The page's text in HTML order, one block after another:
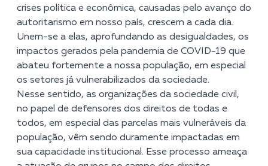
crises política e econômica, causadas pelo avanço do
autoritarismo em nosso país, crescem a cada dia.
Unem-se a elas, aprofundando as desigualdades, os
impactos gerados pela pandemia de COVID-19 que
abateu fortemente a nossa população, em especial
os setores já vulnerabilizados da sociedade.
Nesse sentido, as organizações da sociedade civil,
no papel de defensores dos direitos de todas e
todos, em especial das parcelas mais vulneráveis da
população, vêm sendo duramente impactadas em
sua capacidade institucional. Esse processo ameaça